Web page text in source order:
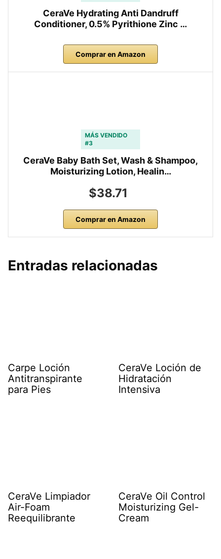
CeraVe Hydrating Anti Dandruff
Conditioner, 0.5% Pyrithione Zinc …
Comprar en Amazon
MÁS VENDIDO
#3
CeraVe Baby Bath Set, Wash & Shampoo,
Moisturizing Lotion, Healin…
$38.71
Comprar en Amazon
Entradas relacionadas
Carpe Loción
Antitranspirante
para Pies
CeraVe Loción de
Hidratación
Intensiva
CeraVe Limpiador
Air-Foam
Reequilibrante
CeraVe Oil Control
Moisturizing Gel-
Cream